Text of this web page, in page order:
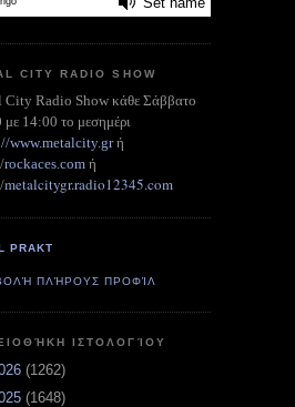
CITY RADIO SHOW
City Radio Show κάθε Σάββατο
με 14:00 το μεσημέρι
www.metalcity.grή
rockaces.com ή
metalcitygr.radio12345.com
PRAKT
ΠΛΉΡΟΥΣ ΠΡΟΦΊΛ
ΙΣΤΟΛΟΓΊΟΥ
(1262)
(1648)